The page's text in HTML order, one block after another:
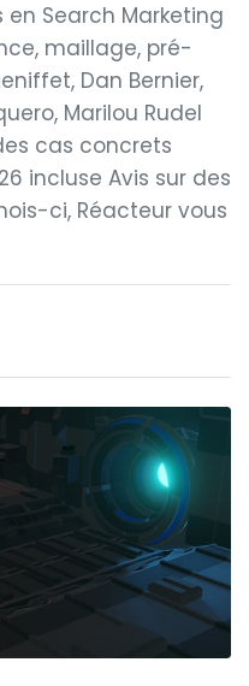
en Search Marketing
maillage, pré-
Dan Bernier,
Marilou Rudel
cas concrets
incluse Avis sur des
ci, Réacteur vous